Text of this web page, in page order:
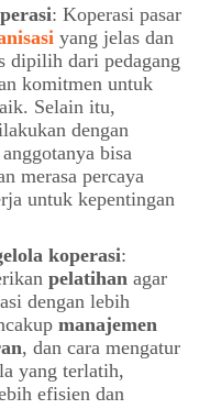
: Koperasi pasar
yang jelas dan
dipilih dari pedagang
komitmen untuk
Selain itu,
dengan
bisa
merasa percaya
untuk kepentingan
koperasi:
pelatihanagar
dengan lebih
manajemen
, dan cara mengatur
yang terlatih,
efisien dan